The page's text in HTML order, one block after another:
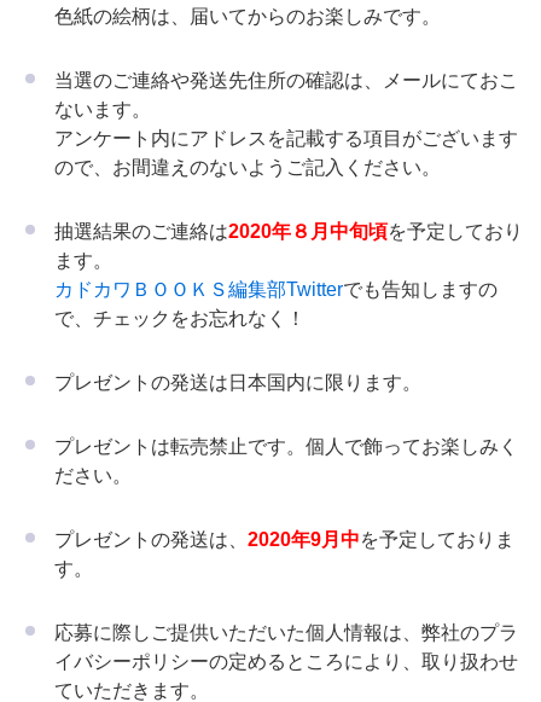
色紙の絵柄は、届いてからのお楽しみです。
当選のご連絡や発送先住所の確認は、メールにておこ
ないます。
アンケート内にアドレスを記載する項目がございます
ので、お間違えのないようご記入ください。
抽選結果のご連絡は2020年８月中旬頃を予定しており
ます。
カドカワＢＯＯＫＳ編集部Twitterでも告知しますの
で、チェックをお忘れなく！
プレゼントの発送は日本国内に限ります。
プレゼントは転売禁止です。個人で飾ってお楽しみく
ださい。
プレゼントの発送は、 2020年9月中を予定しておりま
す。
応募に際しご提供いただいた個人情報は、弊社のプラ
イバシーポリシーの定めるところにより、取り扱わせ
ていただきます。